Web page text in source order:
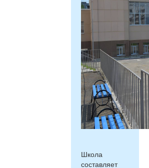
Школа
составляет